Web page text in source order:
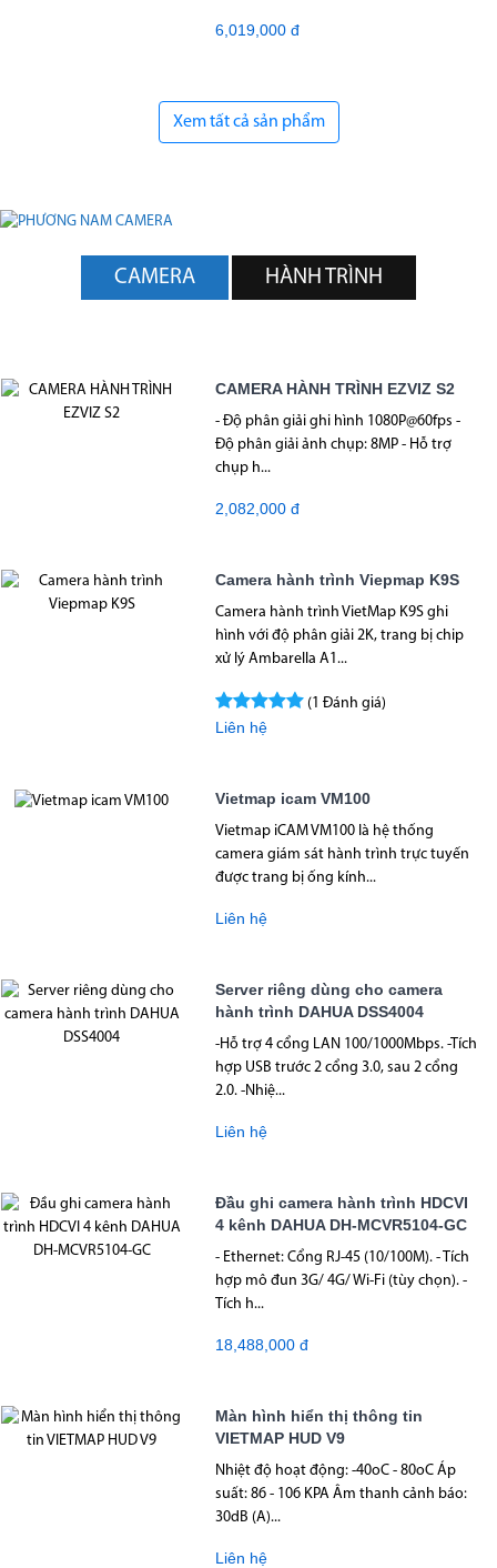
6,019,000 đ
Xem tất cả sản phẩm
CAMERA HÀNH TRÌNH
CAMERA HÀNH TRÌNH EZVIZ S2
- Độ phân giải ghi hình 1080P@60fps -
Độ phân giải ảnh chụp: 8MP - Hỗ trợ
chụp h...
2,082,000 đ
Camera hành trình Viepmap K9S
Camera hành trình VietMap K9S ghi
hình với độ phân giải 2K, trang bị chip
xử lý Ambarella A1...
(1 Đánh giá)
Liên hệ
Vietmap icam VM100
Vietmap iCAM VM100 là hệ thống
camera giám sát hành trình trực tuyến
được trang bị ống kính...
Liên hệ
Server riêng dùng cho camera
hành trình DAHUA DSS4004
-Hỗ trợ 4 cổng LAN 100/1000Mbps. -Tích
hợp USB trước 2 cổng 3.0, sau 2 cổng
2.0. -Nhiệ...
Liên hệ
Đầu ghi camera hành trình HDCVI
4 kênh DAHUA DH-MCVR5104-GC
- Ethernet: Cổng RJ-45 (10/100M). - Tích
hợp mô đun 3G/ 4G/ Wi-Fi (tùy chọn). -
Tích h...
18,488,000 đ
Màn hình hiển thị thông tin
VIETMAP HUD V9
Nhiệt độ hoạt động: -40oC - 80oC Áp
suất: 86 - 106 KPA Âm thanh cảnh báo:
30dB (A)...
Liên hệ